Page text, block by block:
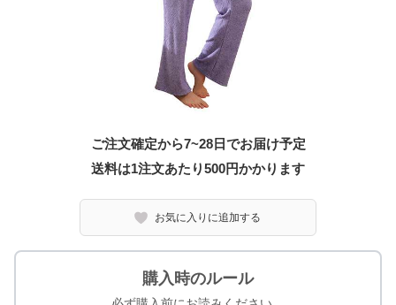
ご注文確定から7~28日でお届け予定
送料は1注文あたり500円かかります
お気に入りに追加する
購入時のルール